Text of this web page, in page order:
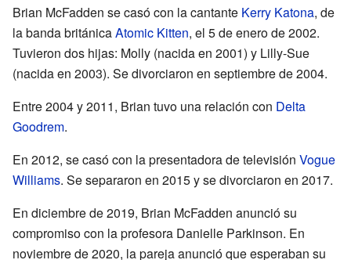
Brian McFadden se casó con la cantante Kerry Katona, de
la banda británicaAtomic Kitten, el 5 de enero de 2002.
Tuvieron dos hijas: Molly (nacida en 2001) y Lilly-Sue
(nacida en 2003). Se divorciaron en septiembre de 2004.
Entre 2004 y 2011, Brian tuvo una relación con Delta
Goodrem.
En 2012, se casó con la presentadora de televisión Vogue
Williams. Se separaron en 2015 y se divorciaron en 2017.
En diciembre de 2019, Brian McFadden anunció su
compromiso con la profesora Danielle Parkinson. En
noviembre de 2020, la pareja anunció que esperaban su